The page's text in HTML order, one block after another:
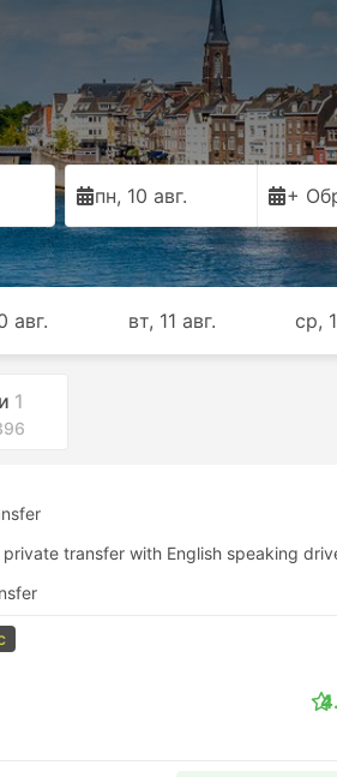
пн, 10 авг. +
авг. вт, 11 авг. ср,
1
private transfer with English speaking